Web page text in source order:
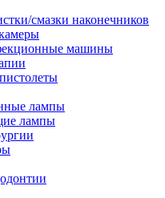
смазки наконечников
машины
лампы
лампы